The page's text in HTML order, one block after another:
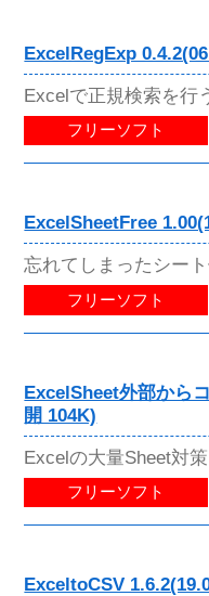
ExcelRegExp
Excelで正規検索を行
フリーソフト
ExcelSheetFree
忘れてしまったシー
フリーソフト
ExcelSheet外部から
開 104K)
Excelの大量Sheet対
フリーソフト
ExceltoCSV